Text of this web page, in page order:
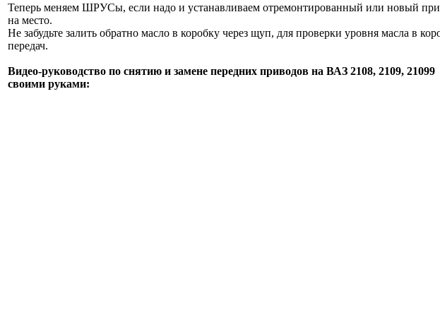
Теперь меняем ШРУСы, если надо и устанавливаем отремонтированный или новый
на место.
Не забудьте залить обратно масло в коробку через щуп, для проверки уровня масла в
передач.
Видео-руководство по снятию и замене передних приводов на ВАЗ 2108, 2109, 21099
своими руками: